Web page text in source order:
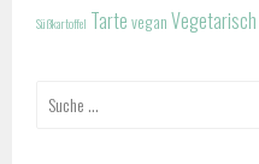
Süßkartoffel Tarte vegan Vegetarisch
Suche